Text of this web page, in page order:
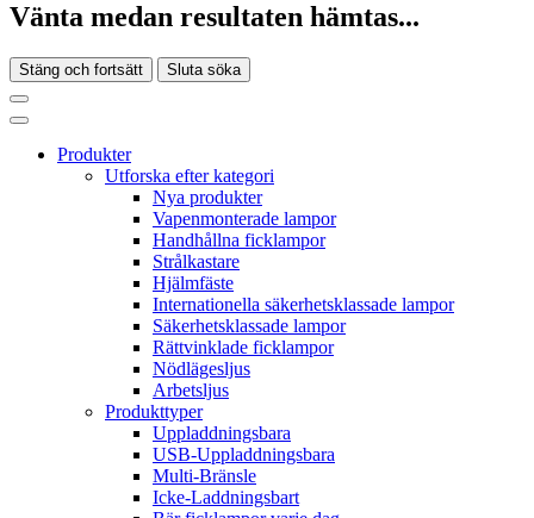
Vänta medan resultaten hämtas...
Stäng och fortsätt Sluta söka
Produkter
Utforska efter kategori
Nya produkter
Vapenmonterade lampor
Handhållna ficklampor
Strålkastare
Hjälmfäste
Internationella säkerhetsklassade lampor
Säkerhetsklassade lampor
Rättvinklade ficklampor
Nödlägesljus
Arbetsljus
Produkttyper
Uppladdningsbara
USB-Uppladdningsbara
Multi-Bränsle
Icke-Laddningsbart